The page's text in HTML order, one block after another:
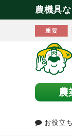
農機具
重要
農
お役立